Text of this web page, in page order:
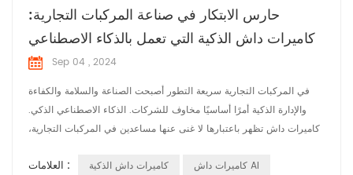
حارس الابتكار في صناعة المركبات التجارية:
كاميرات داش الذكية التي تعمل بالذكاء الاصطناعي
Sep 04 , 2024
في المركبات التجارية سريعة التطور أصبحت الصناعة والسلامة والكفاءة
والإدارة الذكية أمرًا أساسيًا مخاوف للشركات. الذكاء الاصطناعي الذكي.
كاميرات داش تظهر باعتبارها لا غنى عنها مساعدين في المركبات التجارية،
من العناصر الأساسية وظائف للمركبات التجارية مع التكنولوجيا المتقدمة و
العلامات : كاميرات داش الذكية
كاميرات داش AI